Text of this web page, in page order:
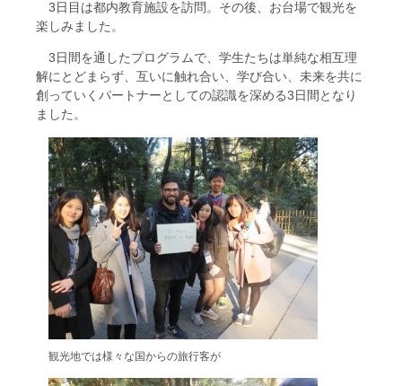
3日目は都内教育施設を訪問。その後、お台場で観光を
楽しみました。
3日間を通したプログラムで、学生たちは単純な相互理
解にとどまらず、互いに触れ合い、学び合い、未来を共に
創っていくパートナーとしての認識を深める3日間となり
ました。
観光地では様々な国からの旅行客が